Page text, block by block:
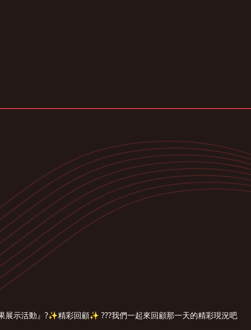
示活動』?✨精彩回顧✨ ???我們一起來回顧那一天的精彩現況吧